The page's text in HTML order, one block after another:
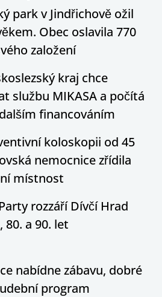
park v Jindřichově ožil
Obec oslavila 770
založení
kraj chce
službu MIKASA a počítá
financováním
koloskopii od 45
nemocnice zřídila
místnost
rozzáří Dívčí Hrad
80. a 90. let
nabídne zábavu, dobré
program